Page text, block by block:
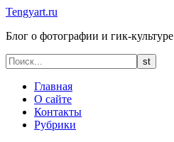
Tengyart.ru
Блог о фотографии и гик-культуре
Главная
О сайте
Контакты
Рубрики